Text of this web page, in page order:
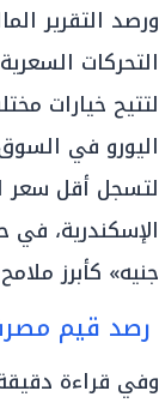
ورصد التقرير
التحركات
لتتيح خيارات
جنيه» كأبرز
رصد قيم
وفي قراءة